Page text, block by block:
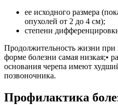
ее исходного размера
опухолей от 2 до 4 см);
степени
Продолжительность жизни
форме болезни самая низкая;•
основания черепа имеют
позвоночника.
Профилактика